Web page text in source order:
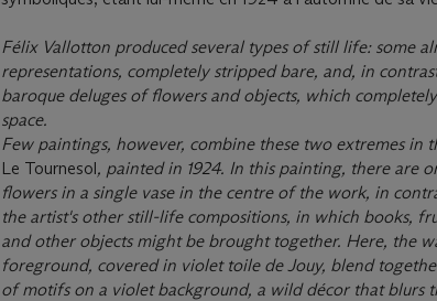
Félix Vallotton produced several types of still life: some
representations, completely stripped bare, and, in
baroque deluges of ﬂowers and objects, which
space.
Few paintings, however, combine these two extremes in
Le Tournesol, painted in 1924. In this painting, there are
ﬂowers in a single vase in the centre of the work, in
the artist's other still-life compositions, in which books,
and other objects mightbe brought together. Here, the
foreground, covered in violet toile de Jouy, blend
of motifs on a violet background, a wild décor that blurs